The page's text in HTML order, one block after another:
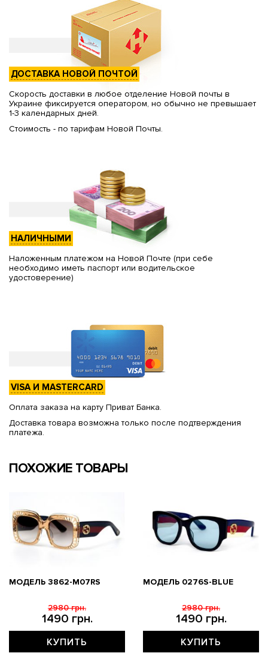
ДОСТАВКА НОВОЙ ПОЧТОЙ
Скорость доставки в любое отделение Новой почты в
Украине фиксируется оператором, но обычно не превышает
1-3 календарных дней.
Стоимость - по тарифам Новой Почты.
НАЛИЧНЫМИ
Наложенным платежом на Новой Почте (при себе
необходимо иметь паспорт или водительское
удостоверение)
VISA И MASTERCARD
Оплата заказа на карту Приват Банка.
Доставка товара возможна только после подтверждения
платежа.
ПОХОЖИЕ ТОВАРЫ
МОДЕЛЬ 3862-M07RS
1490 грн.
2980 грн.
КУПИТЬ
МОДЕЛЬ 0276S-BLUE
1490 грн.
2980 грн.
КУПИТЬ